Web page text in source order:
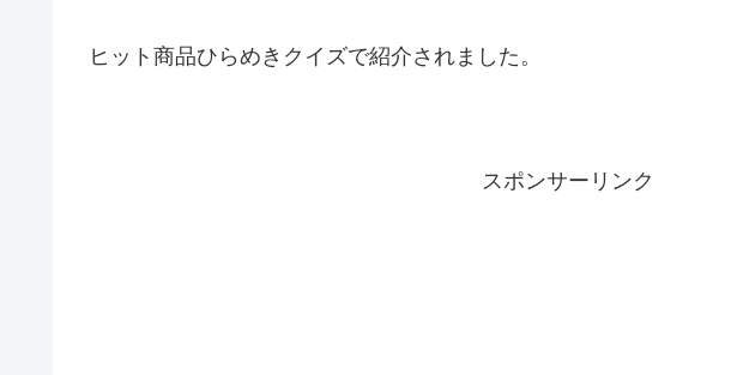
ヒット商品ひらめきクイズで紹介されました。
スポンサーリンク